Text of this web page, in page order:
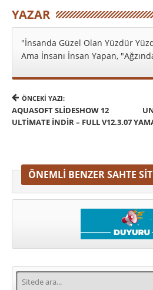
YAZAR
"İnsanda Güzel Olan Yüzdür
Ama İnsanı İnsan Yapan,
ÖNCEKI YAZI:
AQUASOFT SLIDESHOW 12
ULTIMATE İNDIR – FULL V12.3.07
ÖNEMLI BENZER SAHTE